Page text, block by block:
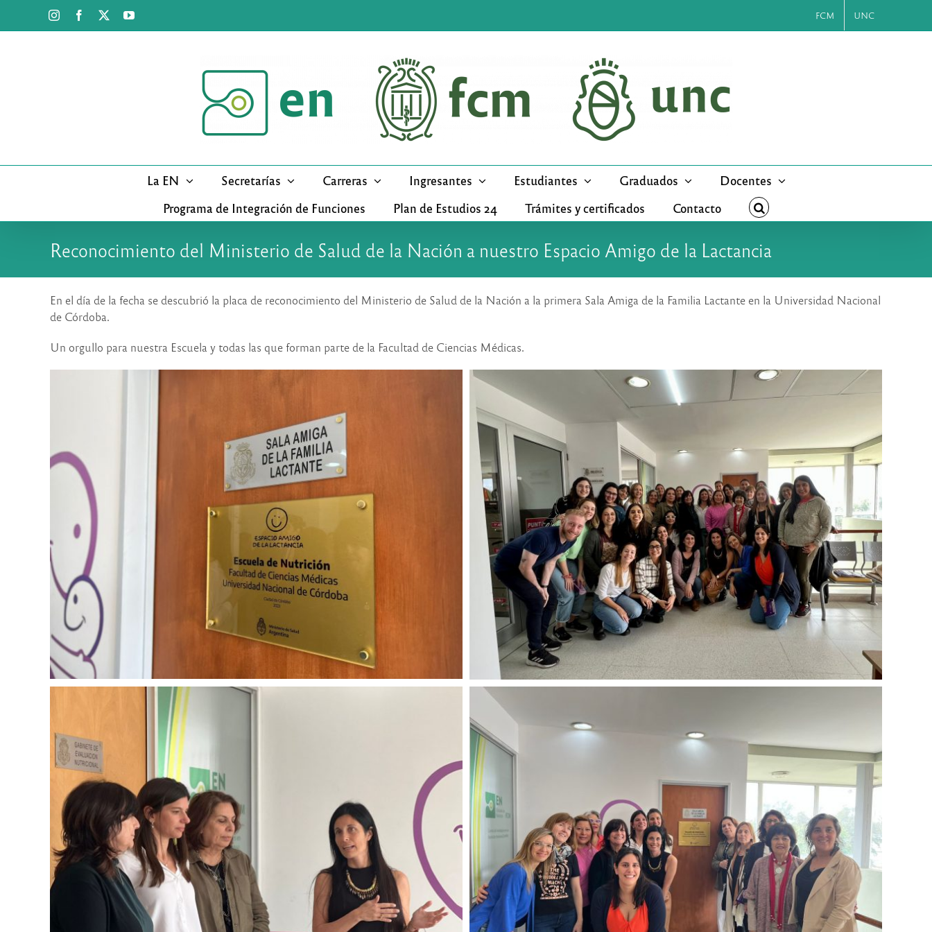
InstagramFacebook YouTube FCM UNC
La EN Secretarías Carreras Ingresantes Estudiantes Graduados
Docentes
Programa de Integración de Funciones
Plan de Estudios 24 Trámites y certificados Contacto
Reconocimiento del Ministerio de Salud de la Nación a nuestro Espacio Amigo de la Lactancia
En el día de la fecha se descubrió la placa de reconocimiento del Ministerio de Salud de la Nación a la primera Sala Amiga de la Familia Lactante en la Universidad Nacional
de Córdoba.
Un orgullo para nuestra Escuela y todas las que forman parte de la Facultad de Ciencias Médicas.